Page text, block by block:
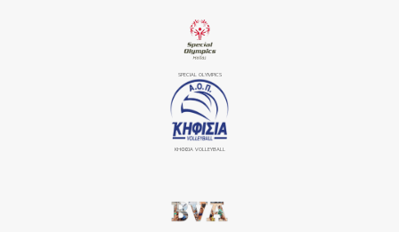
SPECIAL OLYMPICS
ΚΗΦΙΣΙΆ VOLLEYBALL